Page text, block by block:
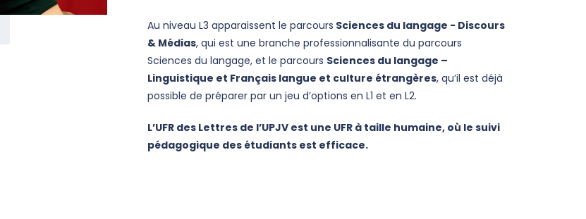
Au niveau L3 apparaissent le parcours Sciences du langage - Discours
& Médias, qui est une branche professionnalisante du parcours
Sciences du langage, et le parcours Sciences du langage –
Linguistique et Français langue et culture étrangères, qu’il est déjà
possible de préparer par un jeu d’options en L1 et en L2.
L’UFR des Lettres de l’UPJV est une UFR à taille humaine, où le suivi
pédagogique des étudiants est efficace.